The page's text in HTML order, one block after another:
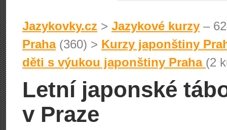
Jazykovky.cz > Jazykové kurzy –
Praha(360) > Kurzy japonštiny
děti s výukou japonštiny Praha (2
Letní japonské
v Praze